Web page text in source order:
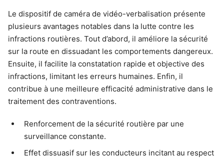
Le dispositif de caméra de vidéo-verbalisation présente
plusieurs avantages notables dans la lutte contre les
infractions routières. Tout d’abord, il améliore la sécurité
sur la route en dissuadant les comportements dangereux.
Ensuite, il facilite la constatation rapide et objective des
infractions, limitant les erreurs humaines. Enfin, il
contribue à une meilleure efficacité administrative dans le
traitement des contraventions.
Renforcement de la sécurité routière par une
surveillance constante.
Effet dissuasif sur les conducteurs incitant au respect